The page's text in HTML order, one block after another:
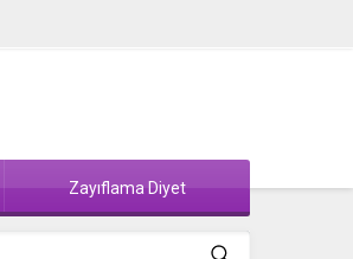
Zayıflama Diyet